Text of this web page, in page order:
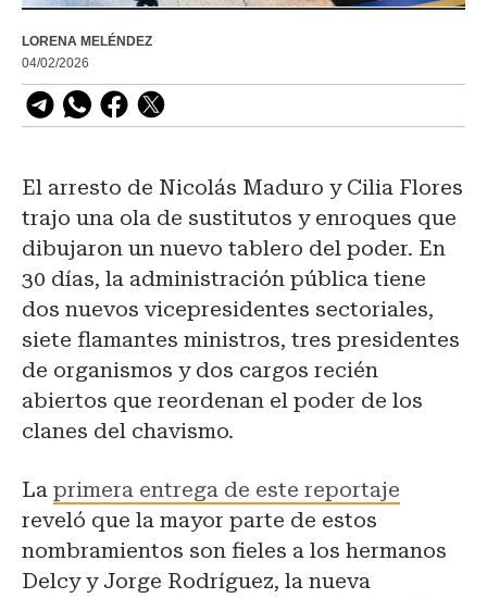
LORENA MELÉNDEZ
04/02/2026
El arresto de Nicolás Maduro y Cilia Flores
trajo una ola de sustitutos y enroques que
dibujaron un nuevo tablero del poder. En
30 días, la administración pública tiene
dos nuevos vicepresidentes sectoriales,
siete flamantes ministros, tres presidentes
de organismos y dos cargos recién
abiertos que reordenan el poder de los
clanes del chavismo.
La primera entrega de este reportaje
reveló que la mayor parte de estos
nombramientos son fieles a los hermanos
Delcy y Jorge Rodríguez, la nueva